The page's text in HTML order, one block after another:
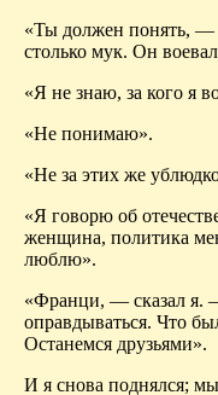
«Ты должен понять, —
столько мук. Он
«Я не знаю, за кого я
«Не понимаю».
«Не за этих же
«Я говорю об
женщина, политика
люблю».
«Франци, — сказал я.
оправдываться. Что
Останемся друзьями».
И я снова поднялся;